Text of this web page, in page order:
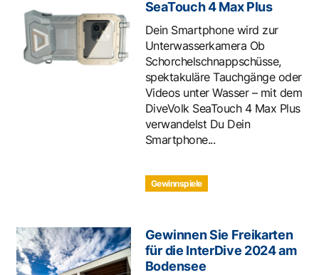
SeaTouch 4 Max Plus
Dein Smartphone wird zur
Unterwasserkamera Ob
Schorchelschnappschüsse,
spektakuläre Tauchgänge oder
Videos unter Wasser – mit dem
DiveVolk SeaTouch 4 Max Plus
verwandelst Du Dein
Smartphone...
Gewinnspiele
Gewinnen Sie Freikarten
für die InterDive 2024 am
Bodensee